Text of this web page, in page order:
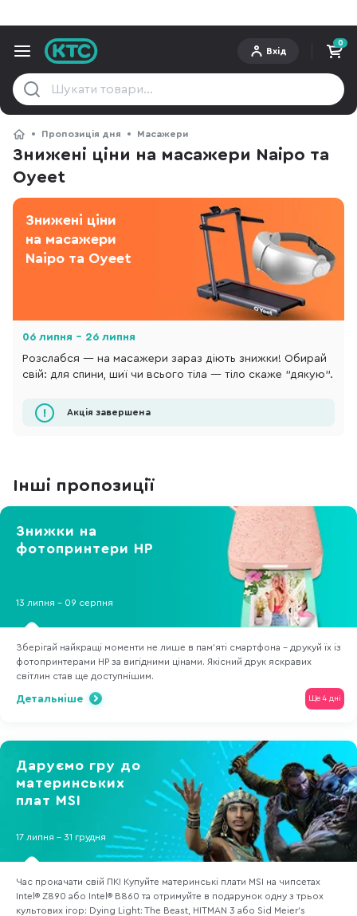
Вхід
0
Пропозиція дня Масажери
Знижені ціни на масажери Naipo та
Оyeet
Знижені ціни
на масажери
Naipo та Оyeet
06 липня - 26 липня
Розслабся — на масажери зараз діють знижки! Обирай
свій: для спини, шиї чи всього тіла — тіло скаже "дякую".
Акція завершена
Інші пропозиції
Знижки на
фотопринтери НР
13 липня - 09 серпня
Зберігай найкращі моменти не лише в пам'яті смартфона - друкуй їх із
фотопринтерами HP за вигідними цінами. Якісний друк яскравих
світлин став ще доступнішим.
Ще 4 дні
Детальніше
Даруємо гру до
материнських
плат MSI
17 липня - 31 грудня
Час прокачати свій ПК! Купуйте материнські плати MSI на чипсетах
Intel® Z890 або Intel® B860 та отримуйте в подарунок одну з трьох
культових ігор: Dying Light: The Beast, HITMAN 3 або Sid Meier's